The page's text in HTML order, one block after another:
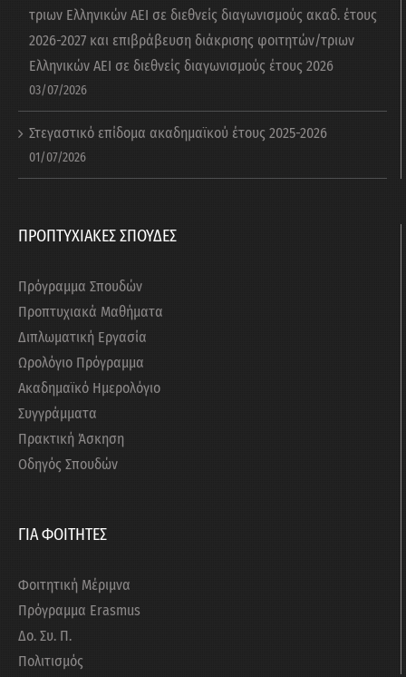
τριων Ελληνικών ΑΕΙ σε διεθνείς διαγωνισμούς ακαδ. έτους
2026-2027 και επιβράβευση διάκρισης φοιτητών/τριων
Ελληνικών ΑΕΙ σε διεθνείς διαγωνισμούς έτους 2026
03/07/2026
Στεγαστικό επίδομα ακαδημαϊκού έτους 2025-2026
01/07/2026
ΠΡΟΠΤΥΧΙΑΚΕΣ ΣΠΟΥΔΕΣ
Πρόγραμμα Σπουδών
Προπτυχιακά Μαθήματα
Διπλωματική Εργασία
Ωρολόγιο Πρόγραμμα
Ακαδημαϊκό Ημερολόγιο
Συγγράμματα
Πρακτική Άσκηση
Οδηγός Σπουδών
ΓΙΑ ΦΟΙΤΗΤΕΣ
Φοιτητική Μέριμνα
Πρόγραμμα Erasmus
Δο. Συ. Π.
Πολιτισμός